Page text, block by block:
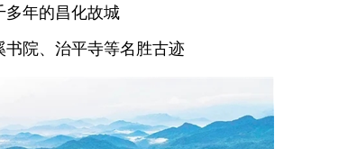
多年的昌化故城
书院、治平寺等名胜古迹